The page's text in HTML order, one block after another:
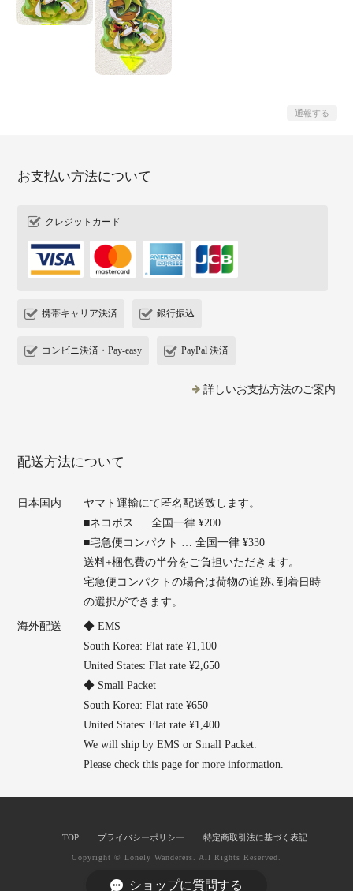
通報する
お支払い方法について
クレジットカード
携帯キャリア決済 銀行振込
コンビニ決済・Pay-easy PayPal 決済
詳しいお支払方法のご案内
配送方法について
日本国内
ヤマト運輸にて匿名配送致します。
■ネコポス … 全国一律 ¥200
■宅急便コンパクト … 全国一律 ¥330
送料+梱包費の半分をご負担いただきます。
宅急便コンパクトの場合は荷物の追跡､到着日時
の選択ができます。
海外配送
◆ EMS
South Korea: Flat rate ¥1,100
United States: Flat rate ¥2,650
◆ Small Packet
South Korea: Flat rate ¥650
United States: Flat rate ¥1,400
We will ship by EMS or Small Packet.
Please checkthis page for more information.
TOP プライバシーポリシー 特定商取引法に基づく表記
Copyright © Lonely Wanderers. All Rights Reserved.
ショップに質問する